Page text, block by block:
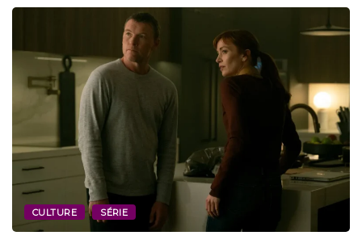
COIN LITTÉRAIRE CULTURE